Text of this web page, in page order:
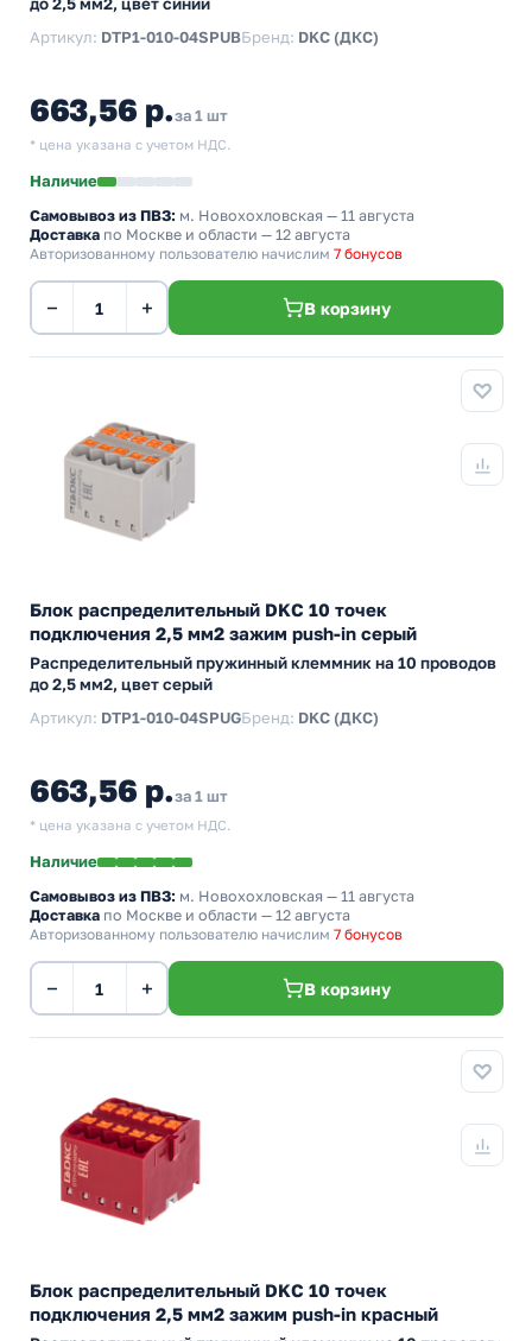
Артикул: DTP1-010-04SPUBБренд: DKC (ДКС)
663,56 р.за 1 шт
* цена указана с учетом НДС.
Наличие
Самовывоз из ПВЗ: м. Новохохловская — 11 августа
Доставка по Москве и области — 12 августа
Авторизованному пользователю начислим 7 бонусов
− + В корзину
Блок распределительный DKC 10 точек
подключения 2,5 мм2 зажим push-in серый
Распределительный пружинный клеммник на 10 проводов
до 2,5 мм2, цвет серый
Артикул: DTP1-010-04SPUGБренд: DKC (ДКС)
663,56 р.за 1 шт
* цена указана с учетом НДС.
Наличие
Самовывоз из ПВЗ: м. Новохохловская — 11 августа
Доставка по Москве и области — 12 августа
Авторизованному пользователю начислим 7 бонусов
− + В корзину
Блок распределительный DKC 10 точек
подключения 2,5 мм2 зажим push-in красный